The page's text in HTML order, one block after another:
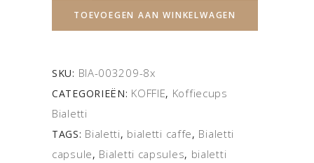
TOEVOEGEN AAN WINKELWAGEN
SKU: BIA-003209-8x
CATEGORIEËN: KOFFIE, Koffiecups
Bialetti
TAGS: Bialetti, bialetti caffe, Bialetti
capsule, Bialetti capsules, bialetti